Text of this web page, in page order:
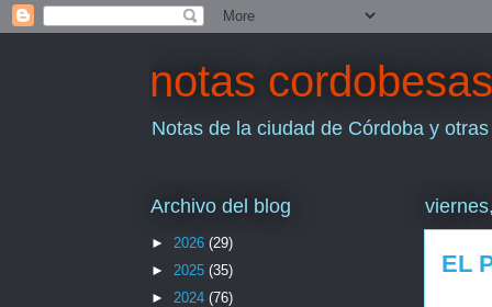
notas cordobesas
Notas de la ciudad de Córdoba y
EL
Archivo del blog
► 2026 (29)
► 2025 (35)
► 2024 (76)